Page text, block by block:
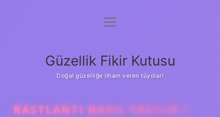
Anasayfa
Yasal Uyarı
menüyü
Güzellik Fikir Kutusu
Doğal güzelliğe ilham veren tüyolar!
RASTLANTI NASIL YAZILIR ?